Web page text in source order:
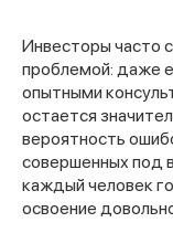
Инвесторы часто
проблемой: даже
опытными
остается
вероятность
совершенных под
каждый человек
освоение